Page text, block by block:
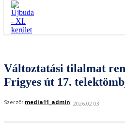
Változtatási tilalmat
Frigyes út 17.
Szerző: media11_admin 2026.02.03.